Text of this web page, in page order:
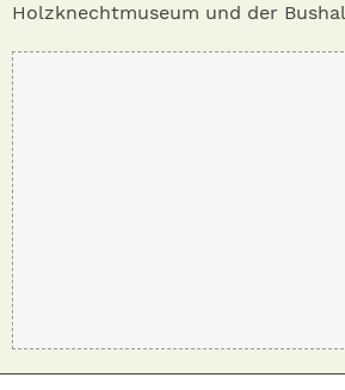
Holzknechtmuseum und der